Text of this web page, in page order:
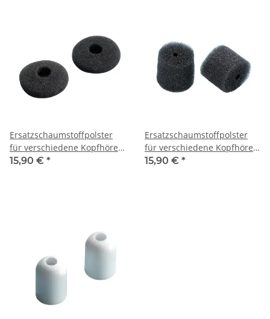
Ersatzschaumstoffpolster
für verschiedene Kopfhörer
10er Pack
15,90 € *
Ersatzschaumstoffpolster
für verschiedene Kopfhörer
10er Pack
15,90 € *